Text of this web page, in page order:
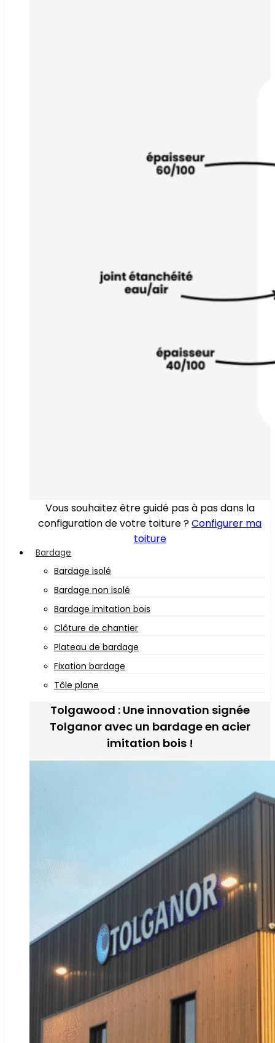
Vous souhaitez être guidé pas à pas dans la
configuration de votre toiture ?Configurer ma
toiture
Bardage
Bardage isolé
Bardage non isolé
Bardage imitation bois
Clôture de chantier
Plateau de bardage
Fixation bardage
Tôle plane
Tolgawood : Une innovation signée
Tolganor avec un bardage en acier
imitation bois !